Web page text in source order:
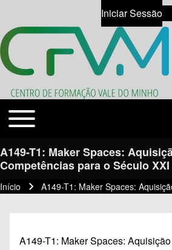
Close search
Search
User
Iniciar Sessão
Open
Temas
Toggle main menu
A149-T1: Maker Spaces:
Competências para o Século XXI
Navegação estrutural
Início A149-T1: Maker Spaces:
A149-T1: Maker Spaces: